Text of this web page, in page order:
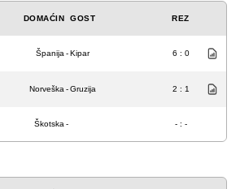
DOMAĆIN GOST REZ
Španija -Kipar 6 : 0
Norveška -Gruzija 2 : 1
Škotska - - : -